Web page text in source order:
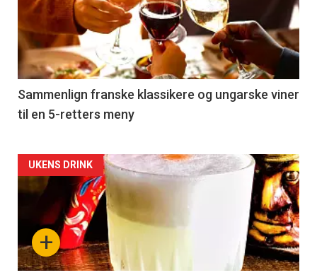
akkurat
nå
-
5
Sammenlign franske klassikere og ungarske viner
til en 5-retters meny
Forsiden
akkurat
nå
-
+
UKENS DRINK